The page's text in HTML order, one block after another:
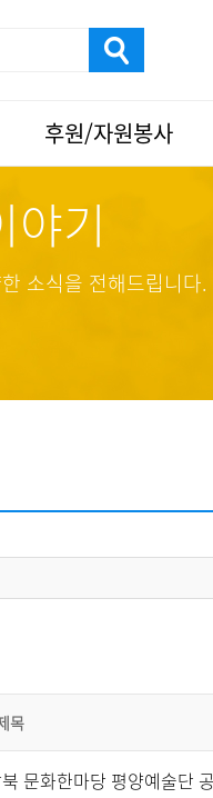
후원/자원봉사
후원
자원봉사
기업사회봉사
시설대관
야기
소식을 전해드립니다.
목
문화한마당 평양예술단